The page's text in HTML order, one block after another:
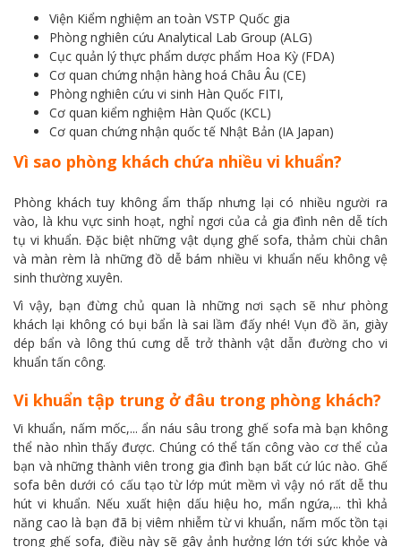
Viện Kiểm nghiệm an toàn VSTP Quốc gia
Phòng nghiên cứu Analytical Lab Group (ALG)
Cục quản lý thực phẩm dược phẩm Hoa Kỳ (FDA)
Cơ quan chứng nhận hàng hoá Châu Âu (CE)
Phòng nghiên cứu vi sinh Hàn Quốc FITI,
Cơ quan kiểm nghiệm Hàn Quốc (KCL)
Cơ quan chứng nhận quốc tế Nhật Bản (IA Japan)
Vì sao phòng khách chứa nhiều vi khuẩn?
Phòng khách tuy không ẩm thấp nhưng lại có nhiều người ra
vào, là khu vực sinh hoạt, nghỉ ngơi của cả gia đình nên dễ tích
tụ vi khuẩn. Đặc biệt những vật dụng ghế sofa, thảm chùi chân
và màn rèm là những đồ dễ bám nhiều vi khuẩn nếu không vệ
sinh thường xuyên.
Vì vậy, bạn đừng chủ quan là những nơi sạch sẽ như phòng
khách lại không có bụi bẩn là sai lầm đấy nhé! Vụn đồ ăn, giày
dép bẩn và lông thú cưng dễ trở thành vật dẫn đường cho vi
khuẩn tấn công.
Vi khuẩn tập trung ở đâu trong phòng khách?
Vi khuẩn, nấm mốc,... ẩn náu sâu trong ghế sofa mà bạn không
thể nào nhìn thấy được. Chúng có thể tấn công vào cơ thể của
bạn và những thành viên trong gia đình bạn bất cứ lúc nào. Ghế
sofa bên dưới có cấu tạo từ lớp mút mềm vì vậy nó rất dễ thu
hút vi khuẩn. Nếu xuất hiện dấu hiệu ho, mẩn ngứa,... thì khả
năng cao là bạn đã bị viêm nhiễm từ vi khuẩn, nấm mốc tồn tại
trong ghế sofa, điều này sẽ gây ảnh hưởng lớn tới sức khỏe và